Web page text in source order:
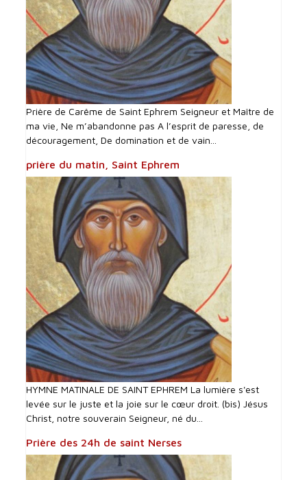
Prière de Carême de Saint Ephrem Seigneur et Maître de
ma vie, Ne m’abandonne pas A l’esprit de paresse, de
découragement, De domination et de vain...
prière du matin, Saint Ephrem
HYMNE MATINALE DE SAINT EPHREM La lumière s'est
levée sur le juste et la joie sur le cœur droit. (bis) Jésus
Christ, notre souverain Seigneur, né du...
Prière des 24h de saint Nerses